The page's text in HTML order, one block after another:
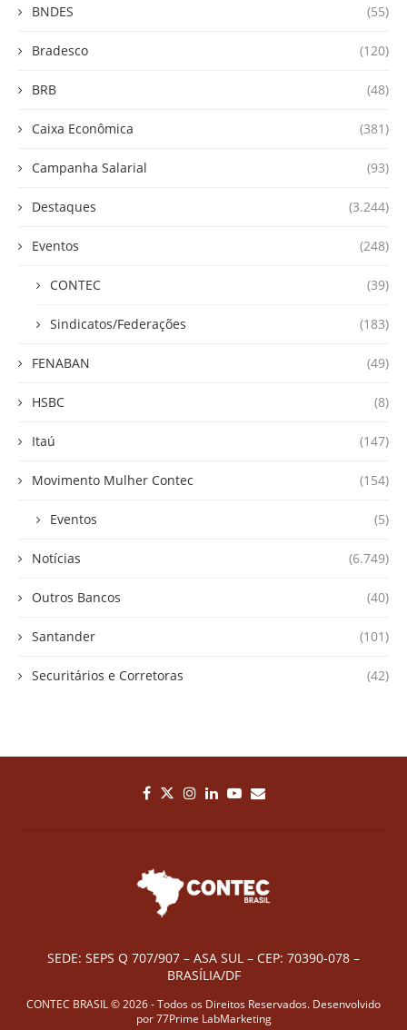
BNDES (55)
Bradesco (120)
BRB (48)
Caixa Econômica (381)
Campanha Salarial (93)
Destaques (3.244)
Eventos (248)
CONTEC (39)
Sindicatos/Federações (183)
FENABAN (49)
HSBC (8)
Itaú (147)
Movimento Mulher Contec (154)
Eventos (5)
Notícias (6.749)
Outros Bancos (40)
Santander (101)
Securitários e Corretoras (42)
SEDE: SEPS Q 707/907 – ASA SUL – CEP: 70390-078 –
BRASÍLIA/DF
CONTEC BRASIL © 2026 - Todos os Direitos Reservados. Desenvolvido
por77Prime LabMarketing